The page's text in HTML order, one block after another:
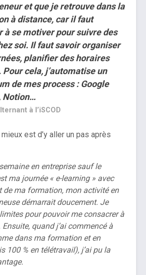
et que je retrouve dans la
à distance, car il faut
à se motiver pour suivre des
soi. Il faut savoir organiser
planifier des horaires
Pour cela, j’automatise un
de mes process : Google
Notion…
à l’iSCOD
est d’y aller un pas après
en entreprise sauf le
ma journée « e-learning » avec
de ma formation, mon activité en
démarrait doucement. Je
pour pouvoir me consacrer à
quand j’ai commencé à
dans ma formation et en
100 % en télétravail), j’ai pu la